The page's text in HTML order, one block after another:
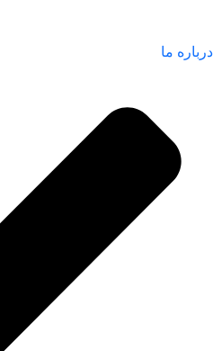
درباره ما